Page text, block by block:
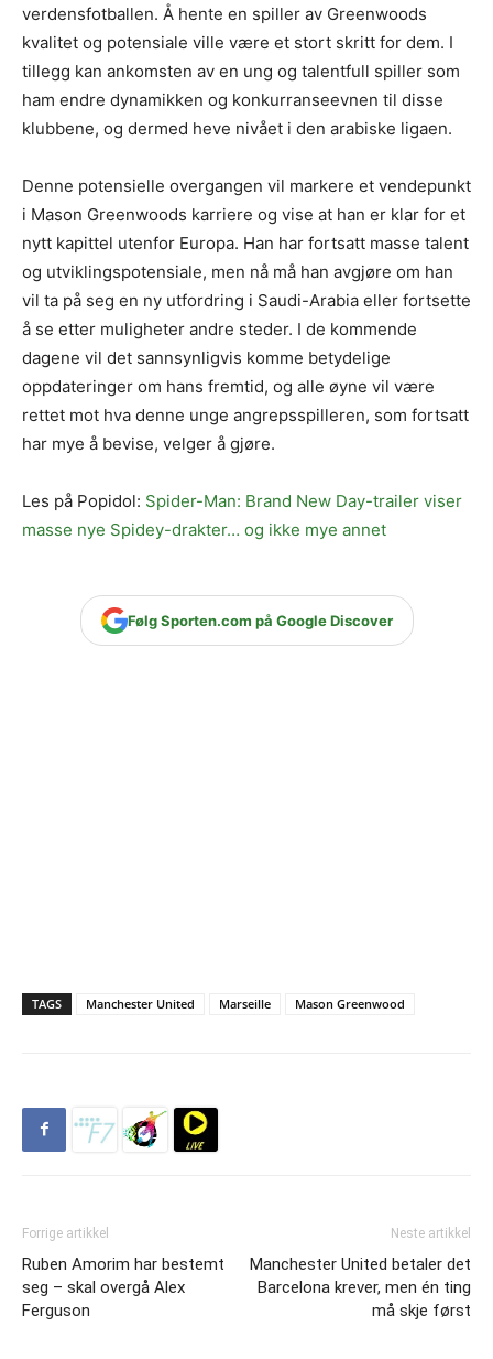
verdensfotballen. Å hente en spiller av Greenwoods
kvalitet og potensiale ville være et stort skritt for dem. I
tillegg kan ankomsten av en ung og talentfull spiller som
ham endre dynamikken og konkurranseevnen til disse
klubbene, og dermed heve nivået i den arabiske ligaen.
Denne potensielle overgangen vil markere et vendepunkt
i Mason Greenwoods karriere og vise at han er klar for et
nytt kapittel utenfor Europa. Han har fortsatt masse talent
og utviklingspotensiale, men nå må han avgjøre om han
vil ta på seg en ny utfordring i Saudi-Arabia eller fortsette
å se etter muligheter andre steder. I de kommende
dagene vil det sannsynligvis komme betydelige
oppdateringer om hans fremtid, og alle øyne vil være
rettet mot hva denne unge angrepsspilleren, som fortsatt
har mye å bevise, velger å gjøre.
Les på Popidol: Spider-Man: Brand New Day-trailer viser
masse nye Spidey-drakter… og ikke mye annet
Følg Sporten.com på Google Discover
TAGS Manchester United Marseille Mason Greenwood
Forrige artikkel
Ruben Amorim har bestemt
seg – skal overgå Alex
Ferguson
Neste artikkel
Manchester United betaler det
Barcelona krever, men én ting
må skje først